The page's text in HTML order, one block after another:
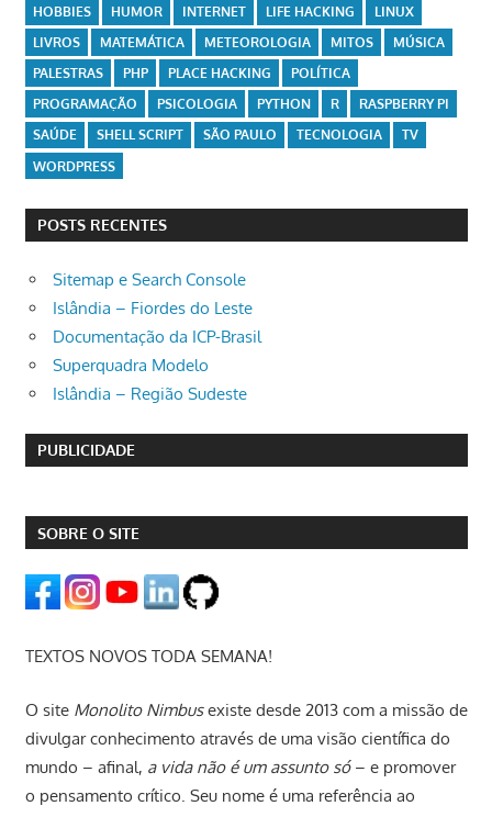
HOBBIES
HUMOR INTERNET LIFE HACKING
LINUX
LIVROS
MATEMÁTICA METEOROLOGIA MITOS
MÚSICA
PALESTRAS
PHP PLACE HACKING
POLÍTICA
PROGRAMAÇÃO
PSICOLOGIA PYTHON R
RASPBERRY PI
SAÚDE
SHELL SCRIPT SÃO PAULO TECNOLOGIA
TV
WORDPRESS
POSTS RECENTES
Sitemap e Search Console
Islândia – Fiordes do Leste
Documentação da ICP-Brasil
Superquadra Modelo
Islândia – Região Sudeste
PUBLICIDADE
SOBRE O SITE
TEXTOS NOVOS TODA SEMANA!
O site Monolito Nimbusexiste desde 2013 com a missão de
divulgar conhecimento através de uma visão científica do
mundo – afinal, a vida não é um assunto só– e promover
o pensamento crítico. Seu nome é uma referência ao